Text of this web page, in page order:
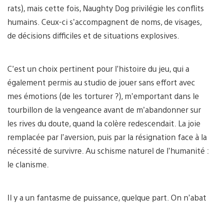
rats), mais cette fois, Naughty Dog privilégie les conflits
humains. Ceux-ci s’accompagnent de noms, de visages,
de décisions difficiles et de situations explosives.
C’est un choix pertinent pour l’histoire du jeu, qui a
également permis au studio de jouer sans effort avec
mes émotions (de les torturer ?), m’emportant dans le
tourbillon de la vengeance avant de m’abandonner sur
les rives du doute, quand la colère redescendait. La joie
remplacée par l’aversion, puis par la résignation face à la
nécessité de survivre. Au schisme naturel de l’humanité :
le clanisme.
Il y a un fantasme de puissance, quelque part. On n’abat